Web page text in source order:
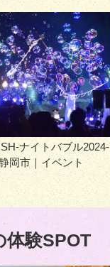
ナイトバブル2024-
静岡市｜イベント
体験SPOT